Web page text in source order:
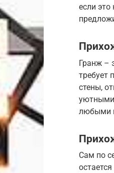
если
Гранж –
требует
стены,
любыми
Сам по